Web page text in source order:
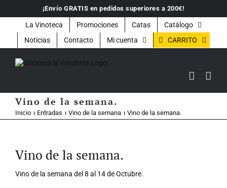
contenido
¡Envío GRATIS en pedidos superiores a 200€!
La Vinoteca Promociones Catas
Catálogo
Noticias
Contacto Mi cuenta CARRITO
Vino de la semana.
Inicio Entradas Vino de la semana Vino de la semana.
más
Vino de la semana.
Vino de la semana del 8 al 14 de Octubre.